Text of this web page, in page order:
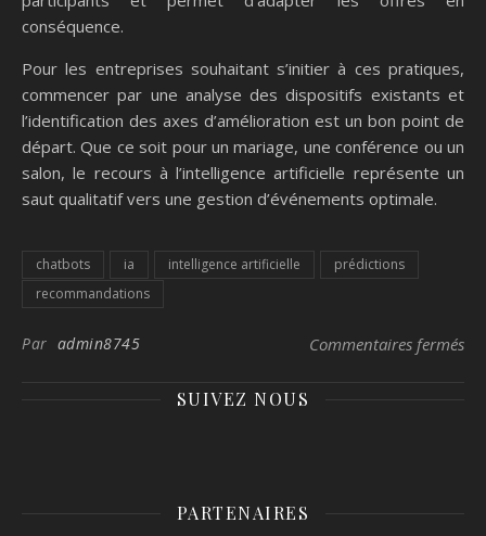
conséquence.
Pour les entreprises souhaitant s’initier à ces pratiques,
commencer par une analyse des dispositifs existants et
l’identification des axes d’amélioration est un bon point de
départ. Que ce soit pour un mariage, une conférence ou un
salon, le recours à l’intelligence artificielle représente un
saut qualitatif vers une gestion d’événements optimale.
chatbots ia intelligence artificielle
prédictions
recommandations
Par admin8745 Commentaires fermés
SUIVEZ NOUS
PARTENAIRES